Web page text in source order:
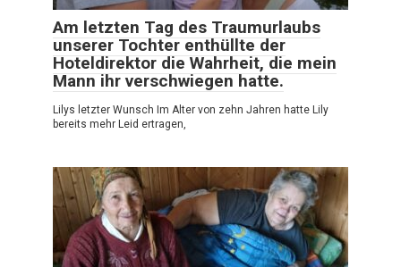
Am letzten Tag des Traumurlaubs
unserer Tochter enthüllte der
Hoteldirektor die Wahrheit, die mein
Mann ihr verschwiegen hatte.
Lilys letzter Wunsch Im Alter von zehn Jahren hatte Lily
bereits mehr Leid ertragen,